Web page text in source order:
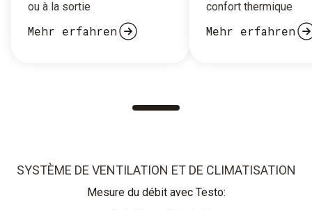
ou à la sortie
Mehr erfahren
confort thermique
Mehr erfahren
SYSTÈME DE VENTILATION ET DE CLIMATISATION
Mesure du débit avec Testo: